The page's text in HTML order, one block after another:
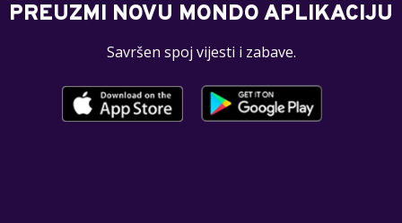
PREUZMI NOVU MONDO APLIKACIJU
Savršen spoj vijesti i zabave.